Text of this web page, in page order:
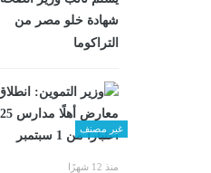
شهادة خلو مصر من
التراكوما
غير مصنف
منذ 12 شهرًا